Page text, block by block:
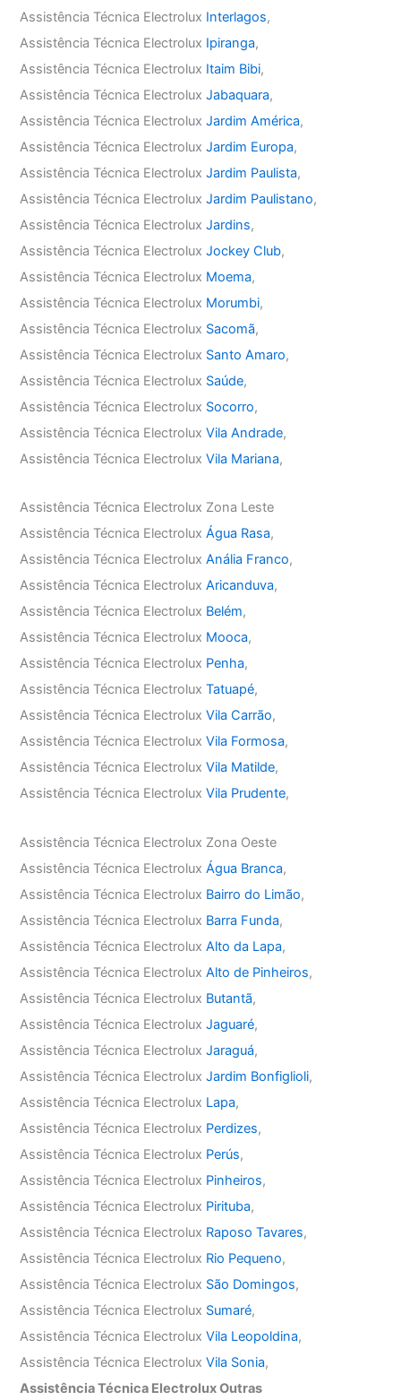
Assistência Técnica Electrolux Interlagos,
Assistência Técnica Electrolux Ipiranga,
Assistência Técnica Electrolux Itaim Bibi,
Assistência Técnica ElectroluxJabaquara,
Assistência Técnica ElectroluxJardim América,
Assistência Técnica ElectroluxJardim Europa,
Assistência Técnica ElectroluxJardim Paulista,
Assistência Técnica ElectroluxJardim Paulistano,
Assistência Técnica ElectroluxJardins,
Assistência Técnica ElectroluxJockey Club,
Assistência Técnica Electrolux Moema,
Assistência Técnica Electrolux Morumbi,
Assistência Técnica Electrolux Sacomã,
Assistência Técnica Electrolux Santo Amaro,
Assistência Técnica Electrolux Saúde,
Assistência Técnica Electrolux Socorro,
Assistência Técnica ElectroluxVila Andrade,
Assistência Técnica ElectroluxVila Mariana,
Assistência Técnica Electrolux Zona Leste
Assistência Técnica ElectroluxÁgua Rasa,
Assistência Técnica ElectroluxAnália Franco,
Assistência Técnica ElectroluxAricanduva,
Assistência Técnica Electrolux Belém,
Assistência Técnica Electrolux Mooca,
Assistência Técnica Electrolux Penha,
Assistência Técnica ElectroluxTatuapé,
Assistência Técnica ElectroluxVila Carrão,
Assistência Técnica ElectroluxVila Formosa,
Assistência Técnica ElectroluxVila Matilde,
Assistência Técnica ElectroluxVila Prudente,
Assistência Técnica Electrolux Zona Oeste
Assistência Técnica ElectroluxÁgua Branca,
Assistência Técnica Electrolux Bairro do Limão,
Assistência Técnica Electrolux Barra Funda,
Assistência Técnica ElectroluxAlto da Lapa,
Assistência Técnica ElectroluxAlto de Pinheiros,
Assistência Técnica Electrolux Butantã,
Assistência Técnica ElectroluxJaguaré,
Assistência Técnica ElectroluxJaraguá,
Assistência Técnica ElectroluxJardim Bonfiglioli,
Assistência Técnica Electrolux Lapa,
Assistência Técnica Electrolux Perdizes,
Assistência Técnica Electrolux Perús,
Assistência Técnica Electrolux Pinheiros,
Assistência Técnica Electrolux Pirituba,
Assistência Técnica Electrolux Raposo Tavares,
Assistência Técnica Electrolux Rio Pequeno,
Assistência Técnica Electrolux São Domingos,
Assistência Técnica Electrolux Sumaré,
Assistência Técnica ElectroluxVila Leopoldina,
Assistência Técnica ElectroluxVila Sonia,
Assistência Técnica Electrolux Outras